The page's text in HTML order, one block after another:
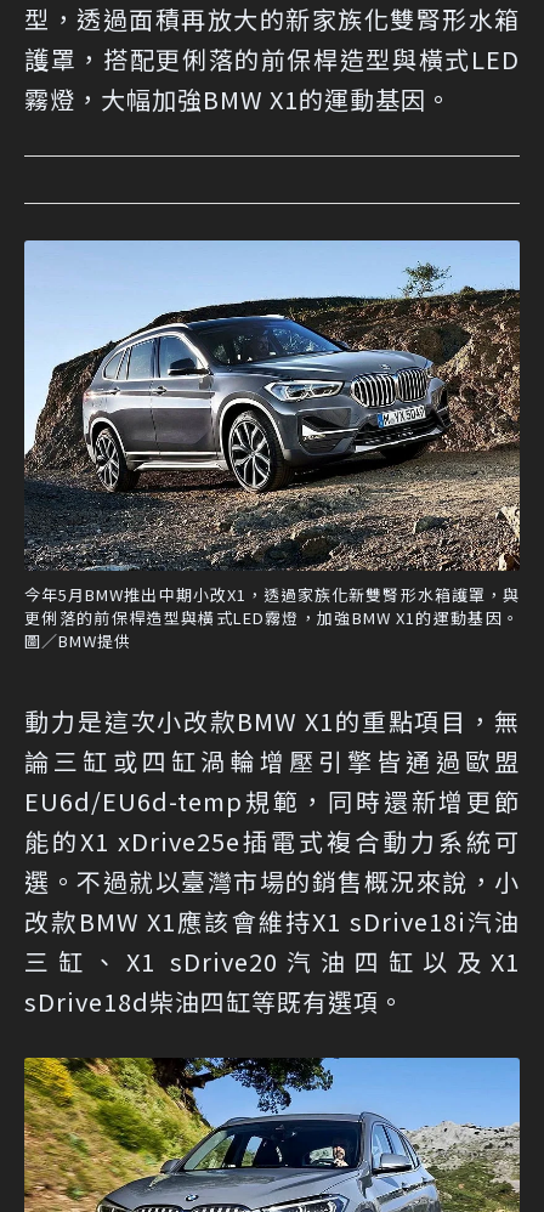
型，透過面積再放大的新家族化雙腎形水箱
護罩，搭配更俐落的前保桿造型與橫式LED
霧燈，大幅加強BMW X1的運動基因。
今年5月BMW推出中期小改X1，透過家族化新雙腎形水箱護罩，與
更俐落的前保桿造型與橫式LED霧燈，加強BMW X1的運動基因。
圖／BMW提供
動力是這次小改款BMW X1的重點項目，無
論三缸或四缸渦輪增壓引擎皆通過歐盟
EU6d/EU6d-temp規範，同時還新增更節
能的X1 xDrive25e插電式複合動力系統可
選。不過就以臺灣市場的銷售概況來說，小
改款BMW X1應該會維持X1 sDrive18i汽油
三缸、X1 sDrive20汽油四缸以及X1
sDrive18d柴油四缸等既有選項。